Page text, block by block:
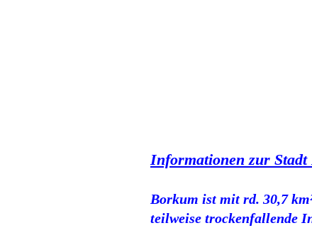
Informationen zur Stadt
Borkum ist mit rd. 30,7
teilweise trockenfallende